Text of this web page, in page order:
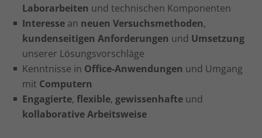
Laborarbeiten und technischen Komponenten
Interesse an neuen Versuchsmethoden,
kundenseitigen Anforderungen und Umsetzung
unserer Lösungsvorschläge
Kenntnisse in Office-Anwendungen und Umgang
mit Computern
Engagierte,flexible, gewissenhafte und
kollaborative Arbeitsweise